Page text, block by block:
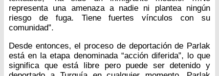
representa una amenaza a nadie ni plantea ningún
riesgo de fuga. Tiene fuertes vínculos con su
comunidad”.
Desde entonces, el proceso de deportación de Parlak
está en la etapa denominada “acción diferida”, lo que
significa que está libre pero puede ser detenido y